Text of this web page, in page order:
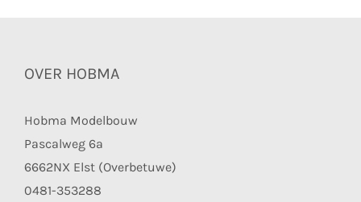
OVER HOBMA
Hobma Modelbouw
Pascalweg 6a
6662NX Elst (Overbetuwe)
0481-353288